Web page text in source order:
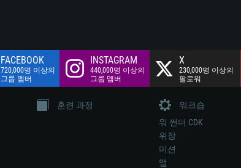
FACEBOOK
720,000명 이상의
그룹 멤버
INSTAGRAM
440,000명 이상의
그룹 멤버
X
230,000명 이상의
팔로워
훈련 과정
워크숍
워 썬더 CDK
위장
미션
맵